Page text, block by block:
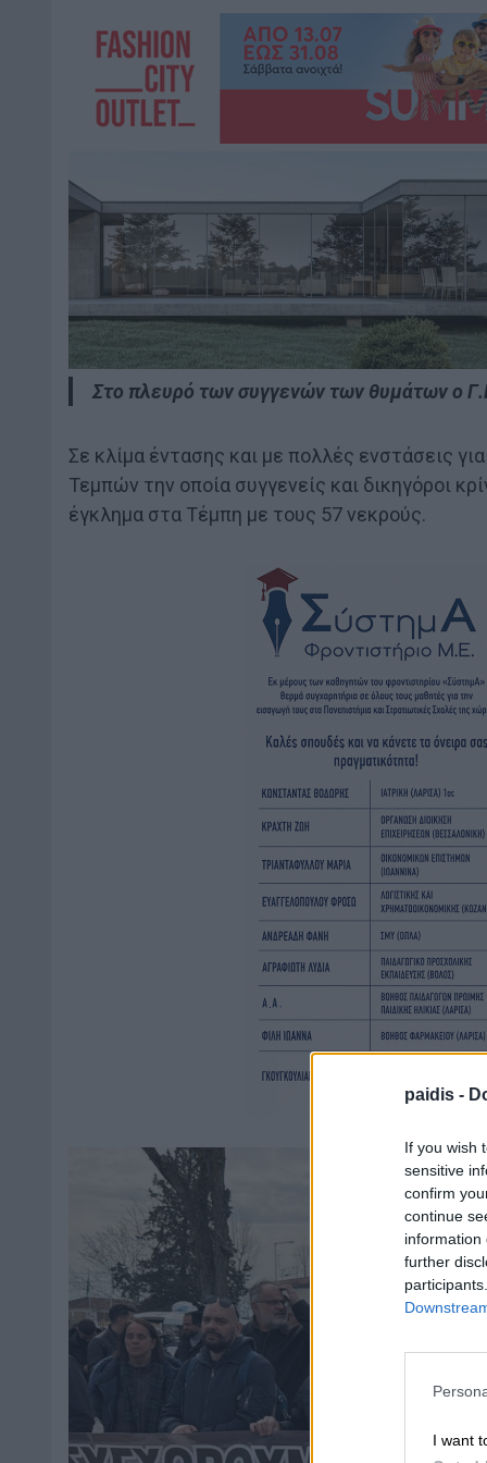
paidis -
If you wish
sensitive
confirm
continue
information
further
I want
Στο πλευρό των συγγενών των θυμάτων ο
Σε κλίμα έντασης και με πολλές ενστάσεις
Τεμπών την οποία συγγενείς και δικηγόροι
έγκλημα στα Τέμπη με τους 57 νεκρούς.